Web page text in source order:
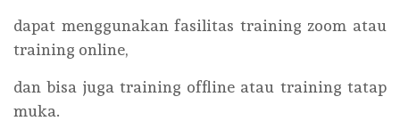
dapat menggunakan fasilitas training zoom atau
training online,
dan bisa juga training offline atau training tatap
muka.